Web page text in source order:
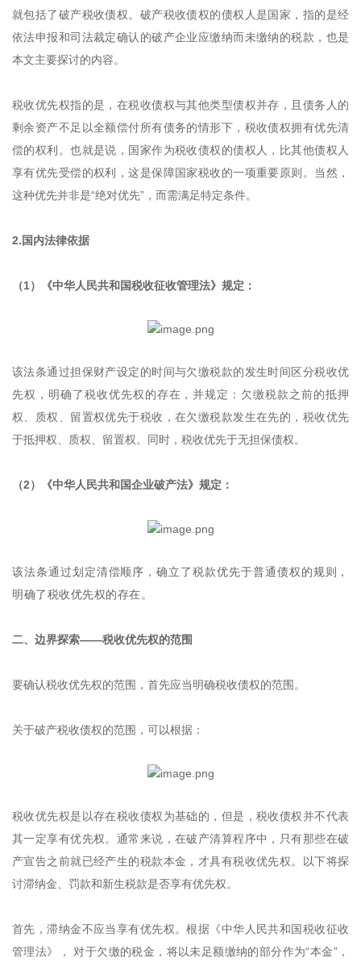
就包括了破产税收债权。破产税收债权的债权人是国家，指的是经
依法申报和司法裁定确认的破产企业应缴纳而未缴纳的税款，也是
本文主要探讨的内容。
税收优先权指的是，在税收债权与其他类型债权并存，且债务人的
剩余资产不足以全额偿付所有债务的情形下，税收债权拥有优先清
偿的权利。也就是说，国家作为税收债权的债权人，比其他债权人
享有优先受偿的权利，这是保障国家税收的一项重要原则。当然，
这种优先并非是“绝对优先”，而需满足特定条件。
2.国内法律依据
（1）《中华人民共和国税收征收管理法》规定：
该法条通过担保财产设定的时间与欠缴税款的发生时间区分税收优
先权，明确了税收优先权的存在，并规定：欠缴税款之前的抵押
权、质权、留置权优先于税收，在欠缴税款发生在先的，税收优先
于抵押权、质权、留置权。同时，税收优先于无担保债权。
（2）《中华人民共和国企业破产法》规定：
该法条通过划定清偿顺序，确立了税款优先于普通债权的规则，
明确了税收优先权的存在。
二、边界探索——税收优先权的范围
要确认税收优先权的范围，首先应当明确税收债权的范围。
关于破产税收债权的范围，可以根据：
税收优先权是以存在税收债权为基础的，但是，税收债权并不代表
其一定享有优先权。通常来说，在破产清算程序中，只有那些在破
产宣告之前就已经产生的税款本金，才具有税收优先权。以下将探
讨滞纳金、罚款和新生税款是否享有优先权。
首先，滞纳金不应当享有优先权。根据《中华人民共和国税收征收
管理法》， 对于欠缴的税金，将以未足额缴纳的部分作为“本金”，